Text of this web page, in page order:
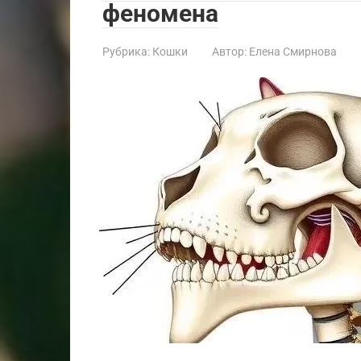
феномена
Рубрика: Кошки Автор: Елена Смирнова